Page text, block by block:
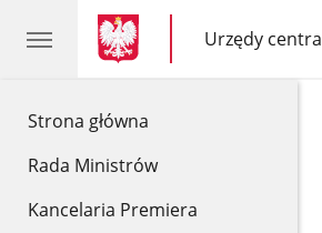
Strona główna
Rada Ministrów
Kancelaria Premiera
gov.pl
gov.pl
Urzędy
gov.pl
Urzędy
centralne